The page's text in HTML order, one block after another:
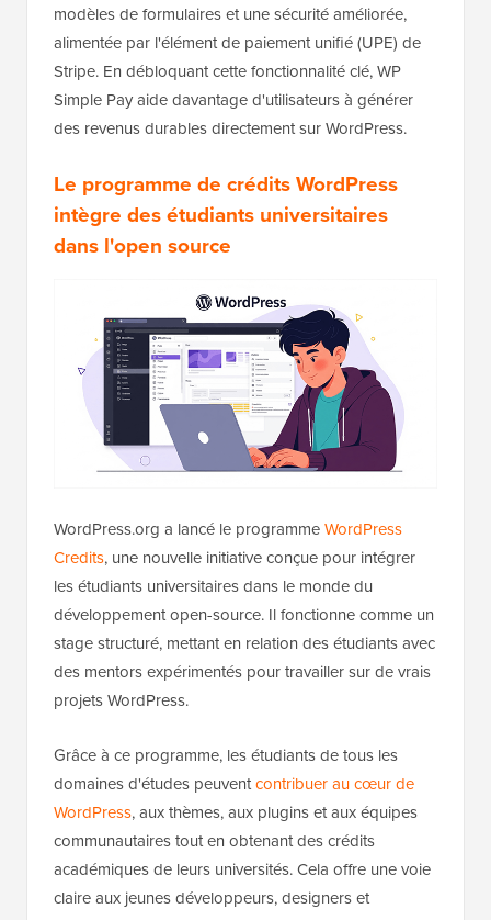
modèles de formulaires et une sécurité améliorée,
alimentée par l'élément de paiement unifié (UPE) de
Stripe. En débloquant cette fonctionnalité clé, WP
Simple Pay aide davantage d'utilisateurs à générer
des revenus durables directement sur WordPress.
Le programme de crédits WordPress
intègre des étudiants universitaires
dans l'open source
WordPress.org a lancé le programmeWordPress
Credits, une nouvelle initiative conçue pour intégrer
les étudiants universitaires dans le monde du
développement open-source. Il fonctionne comme un
stage structuré, mettant en relation des étudiants avec
des mentors expérimentés pour travailler sur de vrais
projets WordPress.
Grâce à ce programme, les étudiants de tous les
domaines d'études peuventcontribuer au cœur de
WordPress, aux thèmes, aux plugins et aux équipes
communautaires tout en obtenant des crédits
académiques de leurs universités. Cela offre une voie
claire aux jeunes développeurs, designers et